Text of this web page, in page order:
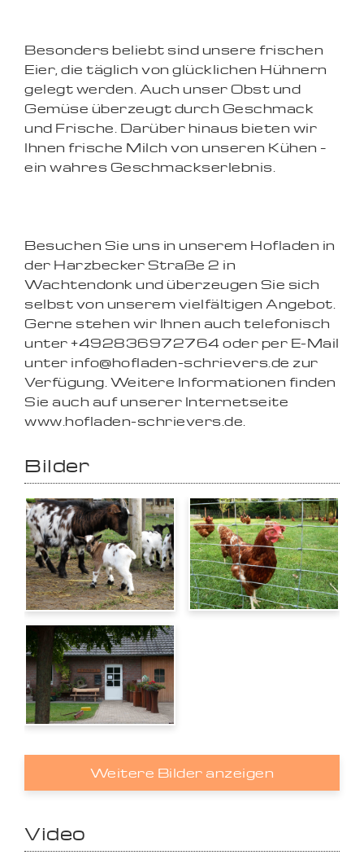
Besonders beliebt sind unsere frischen
Eier, die täglich von glücklichen Hühnern
gelegt werden. Auch unser Obst und
Gemüse überzeugt durch Geschmack
und Frische. Darüber hinaus bieten wir
Ihnen frische Milch von unseren Kühen –
ein wahres Geschmackserlebnis.
Besuchen Sie uns in unserem Hofladen in
der Harzbecker Straße 2 in
Wachtendonk und überzeugen Sie sich
selbst von unserem vielfältigen Angebot.
Gerne stehen wir Ihnen auch telefonisch
unter +492836972764 oder per E-Mail
unter info@hofladen-schrievers.de zur
Verfügung. Weitere Informationen finden
Sie auch auf unserer Internetseite
www.hofladen-schrievers.de.
Bilder
Weitere Bilder anzeigen
Video